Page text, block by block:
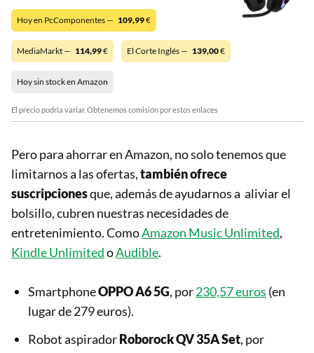
Hoy en PcComponentes — 109,99€
MediaMarkt — 114,99€ El Corte Inglés — 139,00€
Hoy sin stock en Amazon
El precio podría variar. Obtenemos comisión por estos enlaces
Pero para ahorrar en Amazon, no solo tenemos que
limitarnos a las ofertas,también ofrece
suscripcionesque, además de ayudarnos a aliviar el
bolsillo, cubren nuestras necesidades de
entretenimiento. ComoAmazon Music Unlimited,
Kindle UnlimitedoAudible.
SmartphoneOPPO A6 5G, por230,57 euros (en
lugar de 279 euros).
Robot aspiradorRoborock QV 35A Set, por